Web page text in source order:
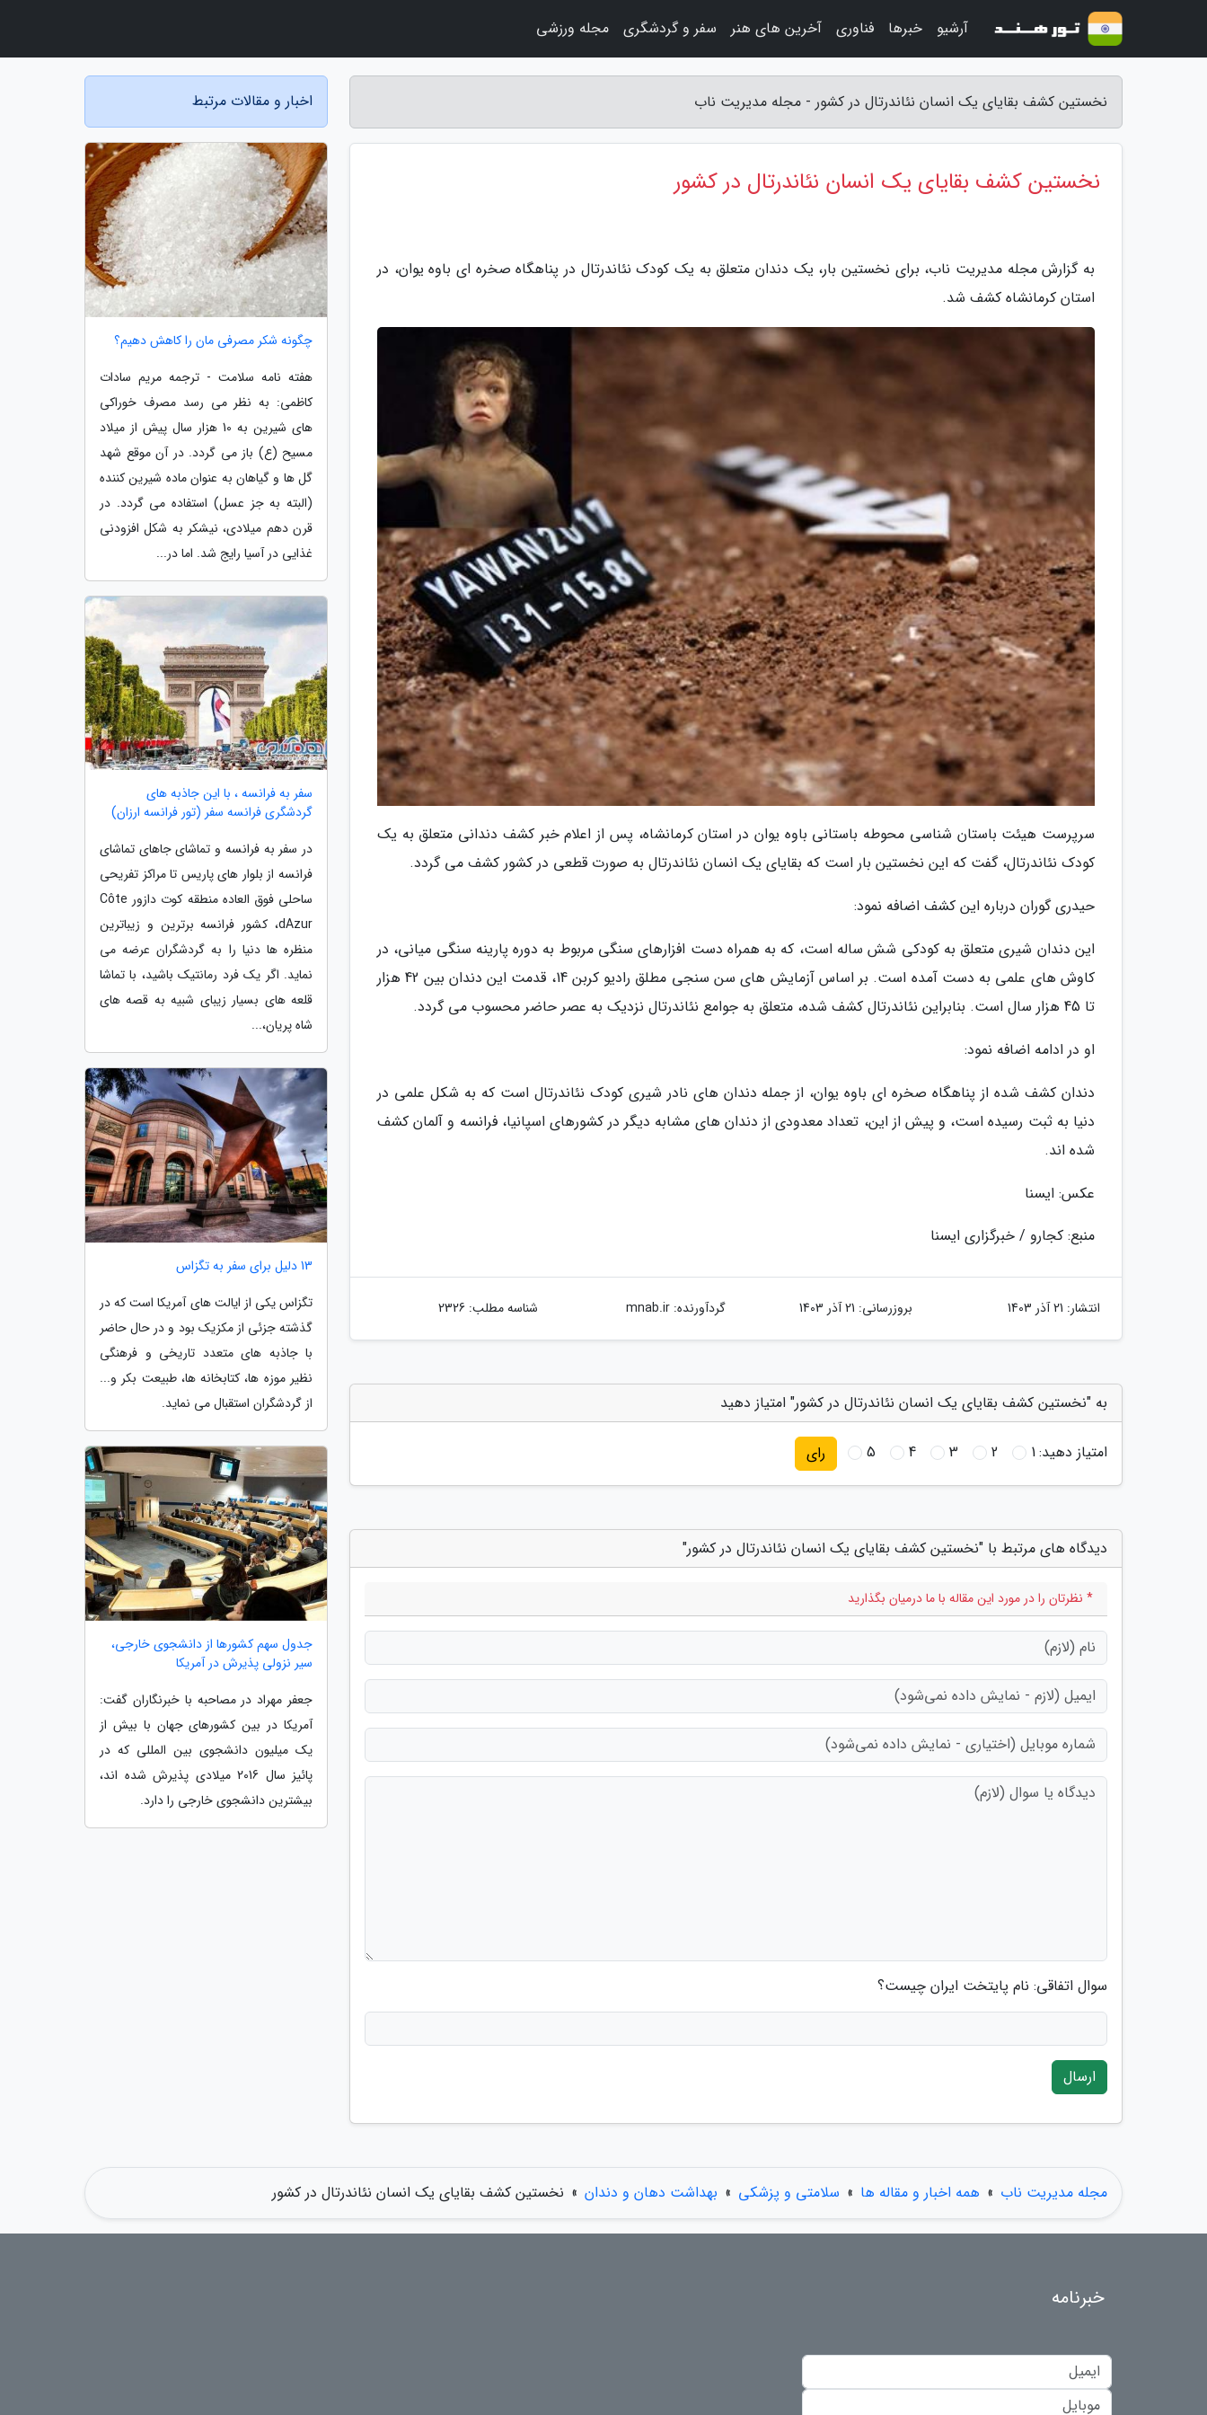
نخستین کشف بقایای یک انسان نئاندرتال در کشور - مجله مدیریت ناب
نخستین کشف بقایای یک انسان نئاندرتال در کشور
به گزارش مجله مدیریت ناب، برای نخستین بار، یک دندان متعلق به یک کودک نئاندرتال در پناهگاه صخره ای باوه یوان، در
استان کرمانشاه کشف شد.
سرپرست هیئت باستان شناسی محوطه باستانی باوه یوان در استان کرمانشاه، پس از اعلام خبر کشف دندانی متعلق به یک
کودک نئاندرتال، گفت که این نخستین بار است که بقایای یک انسان نئاندرتال به صورت قطعی در کشور کشف می گردد.
حیدری گوران درباره این کشف اضافه نمود:
این دندان شیری متعلق به کودکی شش ساله است، که به همراه دست افزارهای سنگی مربوط به دوره پارینه سنگی میانی، در
کاوش های علمی به دست آمده است. بر اساس آزمایش های سن سنجی مطلق رادیو کربن 14، قدمت این دندان بین 42 هزار
تا 45 هزار سال است. بنابراین نئاندرتال کشف شده، متعلق به جوامع نئاندرتال نزدیک به عصر حاضر محسوب می گردد.
او در ادامه اضافه نمود:
دندان کشف شده از پناهگاه صخره ای باوه یوان، از جمله دندان های نادر شیری کودک نئاندرتال است که به شکل علمی در
دنیا به ثبت رسیده است، و پیش از این، تعداد معدودی از دندان های مشابه دیگر در کشورهای اسپانیا، فرانسه و آلمان کشف
شده اند.
عکس: ایسنا
منبع: کجارو / خبرگزاری ایسنا
انتشار: 21 آذر 1403 بروزرسانی: 21 آذر 1403 گردآورنده:mnab.ir شناسه مطلب: 2326
به "نخستین کشف بقایای یک انسان نئاندرتال در کشور" امتیاز دهید
امتیاز دهید:1
2
3
4
5 رای
دیدگاه های مرتبط با "نخستین کشف بقایای یک انسان نئاندرتال در کشور"
* نظرتان را در مورد این مقاله با ما درمیان بگذارید
سوال اتفاقی: نام پایتخت ایران چیست؟
ارسال
اخبار و مقالات مرتبط
چگونه شکر مصرفی مان را کاهش دهیم؟
هفته نامه سلامت - ترجمه مریم سادات
کاظمی: به نظر می رسد مصرف خوراکی
های شیرین به 10 هزار سال پیش از میلاد
مسیح (ع) باز می گردد. در آن موقع شهد
گل ها و گیاهان به عنوان ماده شیرین کننده
(البته به جز عسل) استفاده می گردد. در
قرن دهم میلادی، نیشکر به شکل افزودنی
غذایی در آسیا رایج شد. اما در...
سفر به فرانسه ، با این جاذبه های
گردشگری فرانسه سفر (تور فرانسه ارزان)
در سفر به فرانسه و تماشای جاهای تماشای
فرانسه از بلوار های پاریس تا مراکز تفریحی
ساحلی فوق العاده منطقه کوت دازور Côte
dAzur، کشور فرانسه برترین و زیباترین
منظره ها دنیا را به گردشگران عرضه می
نماید. اگر یک فرد رمانتیک باشید، با تماشا
قلعه های بسیار زیبای شبیه به قصه های
شاه پریان،...
13 دلیل برای سفر به تگزاس
تگزاس یکی از ایالت های آمریکا است که در
گذشته جزئی از مکزیک بود و در حال حاضر
با جاذبه های متعدد تاریخی و فرهنگی
نظیر موزه ها، کتابخانه ها، طبیعت بکر و...
از گردشگران استقبال می نماید.
جدول سهم کشورها از دانشجوی خارجی،
سیر نزولی پذیرش در آمریکا
جعفر مهراد در مصاحبه با خبرنگاران گفت:
آمریکا در بین کشورهای جهان با بیش از
یک میلیون دانشجوی بین المللی که در
پائیز سال 2016 میلادی پذیرش شده اند،
بیشترین دانشجوی خارجی را دارد.
مجله مدیریت ناب » همه اخبار و مقاله ها » سلامتی و پزشکی » بهداشت دهان و دندان » نخستین کشف بقایای یک انسان نئاندرتال در کشور
آرشیو خبرها فناوری آخرین های هنر سفر و گردشگری مجله ورزشی
خبرنامه